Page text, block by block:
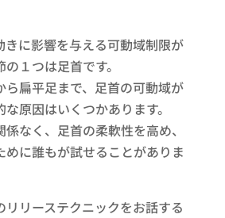
きに影響を与える可動域制限が
１つは足首です。
ら扁平足まで、足首の可動域が
原因はいくつかあります。
なく、足首の柔軟性を高め、
めに誰もが試せることがありま
リリーステクニックをお話する